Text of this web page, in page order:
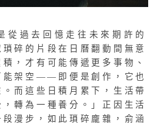
從過去回憶走往未來期許的
瑣碎的片段在日曆翻動間無意
，才有可能傳遞更多事物、
能架空——即便是創作，它也
而這些日積月累下，生活帶
轉為一種養分。」正因生活
漫步，如此瑣碎龐雜，俞涵